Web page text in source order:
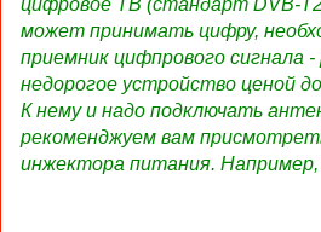
цифровое ТВ (стандарт DVB-
может принимать цифру,
приемник цифпрового сигнала -
недорогое устройство ценой
К нему и надо подключать
рекоменджуем вам
инжектора питания. Например,